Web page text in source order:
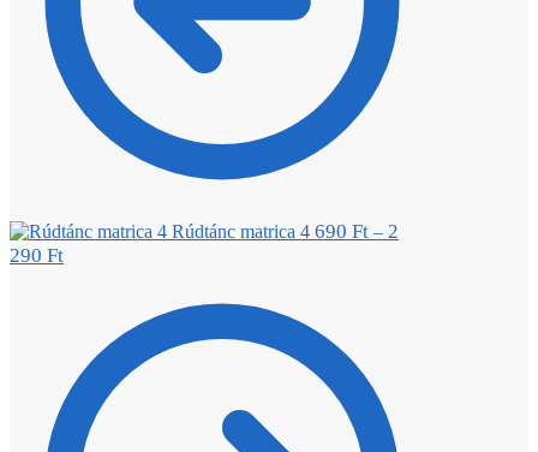
Rúdtánc matrica 4 690 Ft – 2
290 Ft